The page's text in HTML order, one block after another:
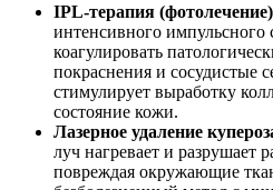
IPL-терапия (фотолечение)
интенсивного импульсного
коагулировать
покраснения и сосудистые
стимулирует выработку
состояние кожи.
Лазерное удаление
луч нагревает и разрушает
повреждая окружающие